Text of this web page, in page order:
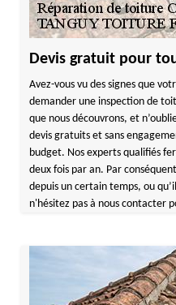
Devis gratuit pour
Avez-vous vu des signes que
demander une inspection de
que nous découvrons, et
devis gratuits et sans
budget. Nos experts qualifiés
deux fois par an. Par
depuis un certain temps, ou
n'hésitez pas à nous contacter